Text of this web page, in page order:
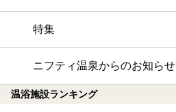
特集
ニフティ温泉からのお知らせ
温浴施設ランキング